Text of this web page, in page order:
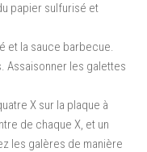
papier sulfurisé et
et la sauce barbecue.
Assaisonner les galettes
X sur la plaque à
de chaque X, et un
les galères de manière